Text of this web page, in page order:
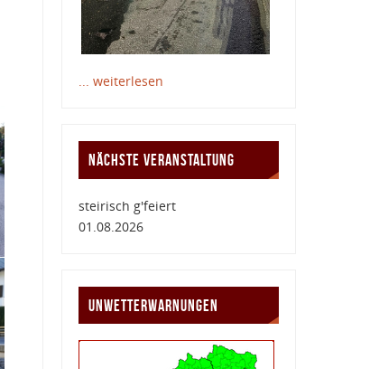
... weiterlesen
NÄCHSTE VERANSTALTUNG
steirisch g'feiert
01.08.2026
UNWETTERWARNUNGEN